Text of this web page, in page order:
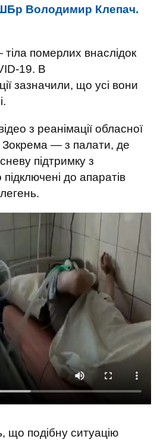
Володимир Клепач.
померлих внаслідок
19. В
зазначили, що усі вони
з реанімації обласної
Зокрема — з палати, де
підтримку з
до апаратів
що подібну ситуацію